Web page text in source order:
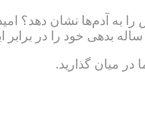
آدم‌ها نشان دهد؟
بدهی خود را در
در میان گذارید.